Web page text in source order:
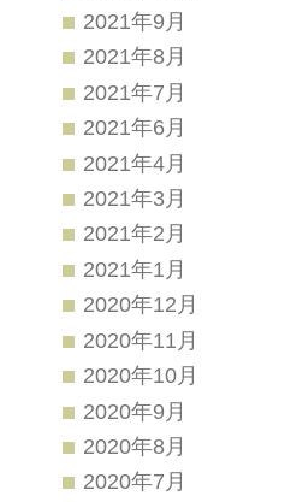
2021年9月
2021年8月
2021年7月
2021年6月
2021年4月
2021年3月
2021年2月
2021年1月
2020年12月
2020年11月
2020年10月
2020年9月
2020年8月
2020年7月